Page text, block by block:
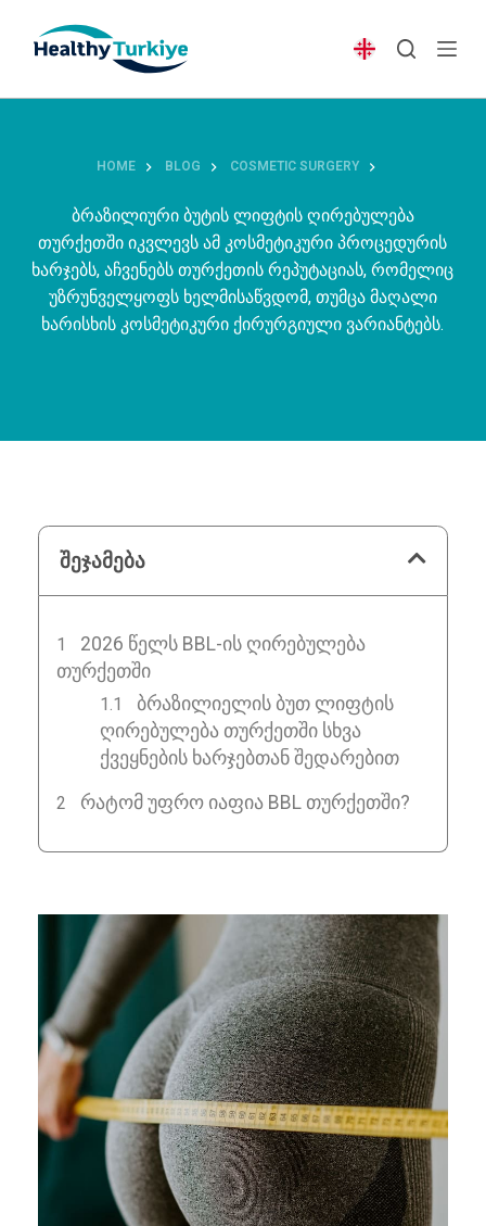
p
HOME BLOG COSMETIC SURGERY
ბრაზილიური ბუტის ლიფტის ღირებულება
თურქეთში იკვლევს ამ კოსმეტიკური პროცედურის
ხარჯებს, აჩვენებს თურქეთის რეპუტაციას, რომელიც
უზრუნველყოფს ხელმისაწვდომ, თუმცა მაღალი
ხარისხის კოსმეტიკური ქირურგიული ვარიანტებს.
შეჯამება
2026 ᲬᲔᲚᲡ BBL-ᲘᲡ ᲦᲘᲠᲔᲑᲣᲚᲔᲑᲐ
ᲗᲣᲠᲥᲔᲗᲨᲘ
ბრაზილიელის ბუთ ლიფტის
ღირებულება თურქეთში სხვა
ქვეყნების ხარჯებთან შედარებით
ᲠᲐᲢᲝᲛ ᲣᲤᲠᲝ ᲘᲐᲤᲘᲐ BBL ᲗᲣᲠᲥᲔᲗᲨᲘ?